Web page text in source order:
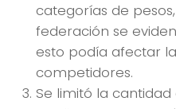
categorías de
federación se
esto podía afectar
competidores.
Se limitó la